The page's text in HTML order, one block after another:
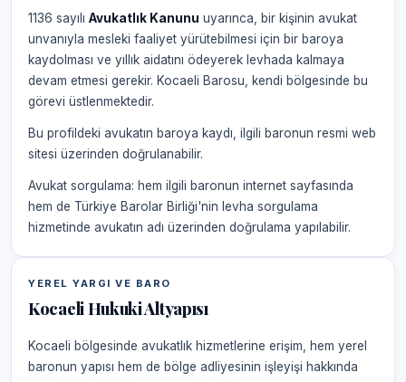
1136 sayılı Avukatlık Kanunu uyarınca, bir kişinin avukat
unvanıyla mesleki faaliyet yürütebilmesi için bir baroya
kaydolması ve yıllık aidatını ödeyerek levhada kalmaya
devam etmesi gerekir. Kocaeli Barosu, kendi bölgesinde bu
görevi üstlenmektedir.
Bu profildeki avukatın baroya kaydı, ilgili baronun resmi web
sitesi üzerinden doğrulanabilir.
Avukat sorgulama: hem ilgili baronun internet sayfasında
hem de Türkiye Barolar Birliği'nin levha sorgulama
hizmetinde avukatın adı üzerinden doğrulama yapılabilir.
YEREL YARGI VE BARO
Kocaeli Hukuki Altyapısı
Kocaeli bölgesinde avukatlık hizmetlerine erişim, hem yerel
baronun yapısı hem de bölge adliyesinin işleyişi hakkında